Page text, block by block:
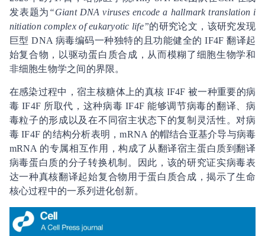
发表题为 “Giant DNA viruses encode a hallmark translation i
nitiation complex of eukaryotic life”的研究论文，该研究发现
巨型 DNA 病毒编码一种独特的且功能健全的 IF4F 翻译起
始复合物，以驱动蛋白质合成，从而模糊了细胞生物学和
非细胞生物学之间的界限。
在感染过程中，宿主核糖体上的真核 IF4F 被一种重要的病
毒 IF4F 所取代，这种病毒 IF4F 能够调节病毒的翻译、病
毒粒子的形成以及在不同宿主状态下的复制灵活性。对病
毒 IF4F 的结构分析表明，mRNA 的帽结合亚基介导与病毒
mRNA 的专属相互作用，构成了从翻译宿主蛋白质到翻译
病毒蛋白质的分子转换机制。因此，该的研究证实病毒表
达一种真核翻译起始复合物用于蛋白质合成，揭示了生命
核心过程中的一系列进化创新。